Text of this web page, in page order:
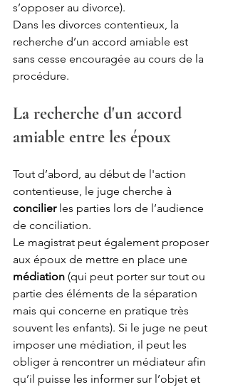
s’opposer au divorce).
Dans les divorces contentieux, la
recherche d’un accord amiable est
sans cesse encouragée au cours de la
procédure.
La recherche d'un accord
amiable entre les époux
Tout d’abord, au début de l'action
contentieuse, le juge cherche à
concilier les parties lors de l’audience
de conciliation.
Le magistrat peut également proposer
aux époux de mettre en place une
médiation (qui peut porter sur tout ou
partie des éléments de la séparation
mais qui concerne en pratique très
souvent les enfants). Si le juge ne peut
imposer une médiation, il peut les
obliger à rencontrer un médiateur afin
qu’il puisse les informer sur l’objet et